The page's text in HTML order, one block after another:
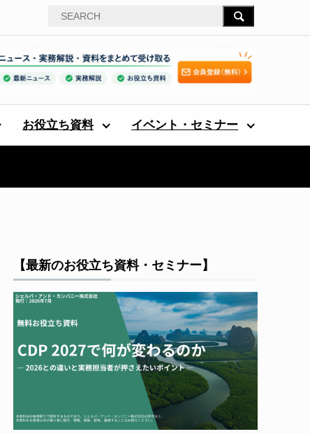
お役立ち資料 イベント・セミナー
【最新のお役立ち資料・セミナー】